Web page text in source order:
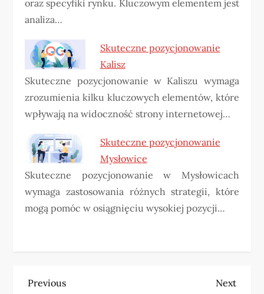
oraz specyfiki rynku. Kluczowym elementem jest
analiza…
Skuteczne pozycjonowanie
Kalisz
Skuteczne pozycjonowanie w Kaliszu wymaga
zrozumienia kilku kluczowych elementów, które
wpływają na widoczność strony internetowej…
Skuteczne pozycjonowanie
Mysłowice
Skuteczne pozycjonowanie w Mysłowicach
wymaga zastosowania różnych strategii, które
mogą pomóc w osiągnięciu wysokiej pozycji…
N
Previous
Previous
Next
Next